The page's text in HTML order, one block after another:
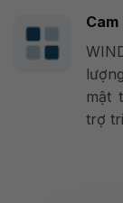
mật
trợ